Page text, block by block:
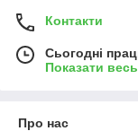
Контакти
Сьогодні
Показати
Про нас